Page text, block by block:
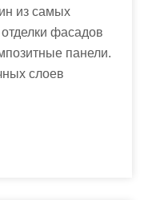
из самых
фасадов
панели.
слоев